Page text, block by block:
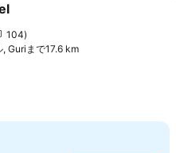
に入りに追加
ランク
104
, Guriまで17.6 km